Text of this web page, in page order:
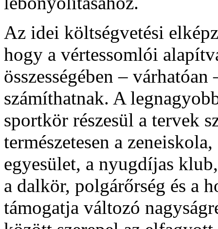
Az idei költségvetési
hogy a vértessomlói
összességében –
számíthatnak. A
sportkör részesül a tervek
természetesen a
egyesület, a nyugdíjas
a dalkör, polgárőrség és a
támogatja változó